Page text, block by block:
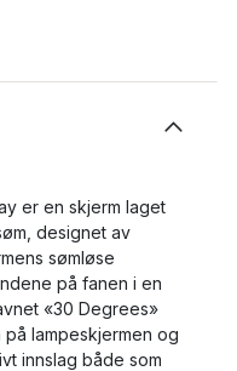
er en skjerm laget
designet av
sømløse
på fanen i en
«30 Degrees»
lampeskjermen og
innslag både som